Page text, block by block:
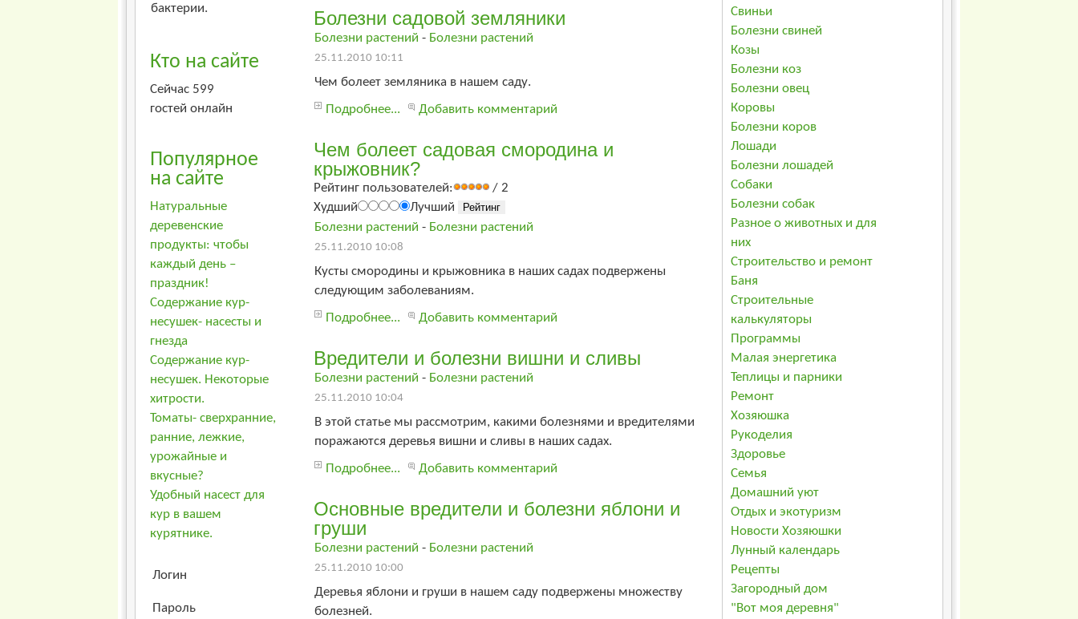
бактерии.
Кто на сайте
Сейчас 599
гостей онлайн
Популярное
на сайте
Натуральные
деревенские
продукты: чтобы
каждый день –
праздник!
Содержание кур-
несушек- насесты и
гнезда
Содержание кур-
несушек. Некоторые
хитрости.
Томаты- сверхранние,
ранние, лежкие,
урожайные и
вкусные?
Удобный насест для
кур в вашем
курятнике.
Логин
Пароль
Болезни садовой земляники
Болезни растений - Болезни растений
25.11.2010 10:11
Чем болеет земляника в нашем саду.
Подробнее...
Добавить комментарий
Чем болеет садовая смородина и
крыжовник?
Рейтинг пользователей:
/ 2
Худший
Лучший
Болезни растений - Болезни растений
25.11.2010 10:08
Кусты смородины и крыжовника в наших садах подвержены
следующим заболеваниям.
Подробнее...
Добавить комментарий
Вредители и болезни вишни и сливы
Болезни растений - Болезни растений
25.11.2010 10:04
В этой статье мы рассмотрим, какими болезнями и вредителями
поражаются деревья вишни и сливы в наших садах.
Подробнее...
Добавить комментарий
Основные вредители и болезни яблони и
груши
Болезни растений - Болезни растений
25.11.2010 10:00
Деревья яблони и груши в нашем саду подвержены множеству
болезней.
Свиньи
Болезни свиней
Козы
Болезни коз
Болезни овец
Коровы
Болезни коров
Лошади
Болезни лошадей
Собаки
Болезни собак
Разное о животных и для
них
Строительство и ремонт
Баня
Строительные
калькуляторы
Программы
Малая энергетика
Теплицы и парники
Ремонт
Хозяюшка
Рукоделия
Здоровье
Семья
Домашний уют
Отдых и экотуризм
Новости Хозяюшки
Лунный календарь
Рецепты
Загородный дом
"Вот моя деревня"